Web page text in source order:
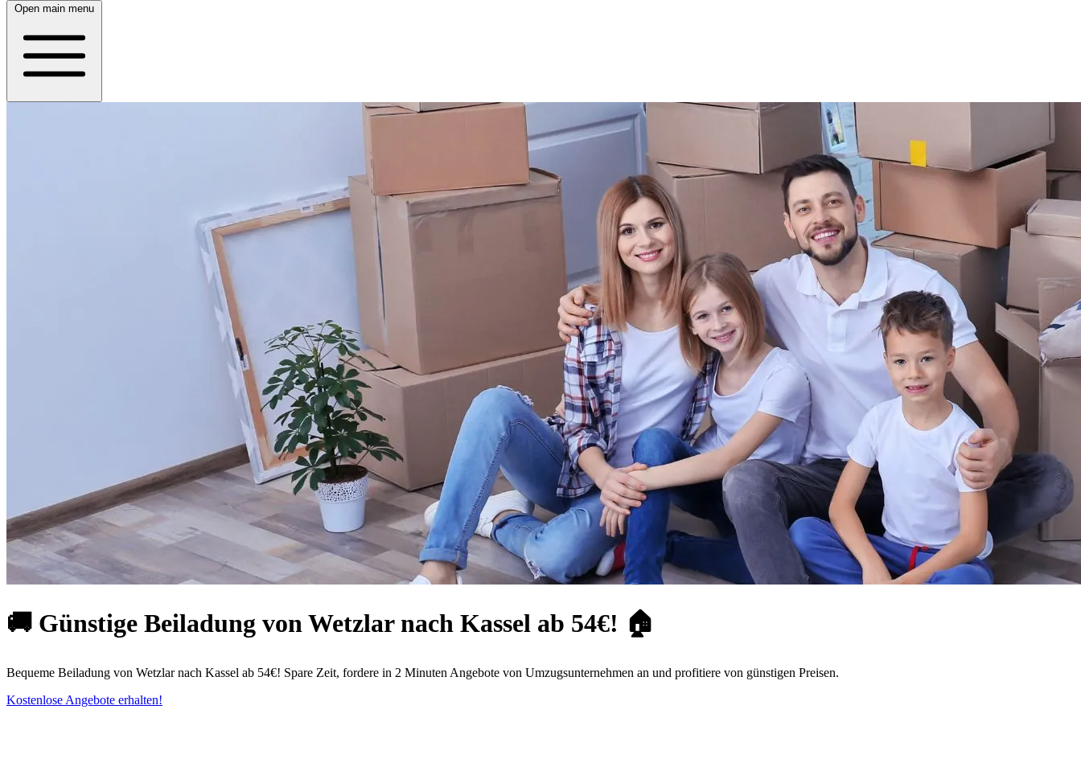
Open main menu
🚚 Günstige Beiladung von Wetzlar nach Kassel ab 54€! 🏠
Bequeme Beiladung von Wetzlar nach Kassel ab 54€! Spare Zeit, fordere in 2 Minuten Angebote von Umzugsunternehmen an und profitiere von günstigen Preisen.
Kostenlose Angebote erhalten!